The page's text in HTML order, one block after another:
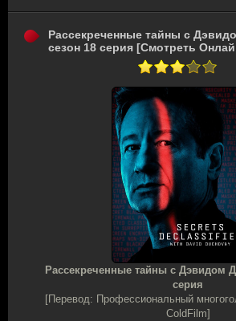
Рассекреченные тайны с
сезон 18 серия [Смотреть
Рассекреченные тайны с Дэвидом
серия
[Перевод: Профессиональный
ColdFilm]